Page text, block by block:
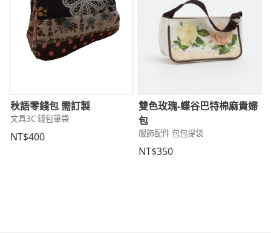
秋語零錢包 需訂製
文具3C 錢包筆袋
NT$400
雙色玫瑰-蝶谷巴特棉麻貴婦
包
服飾配件 包包提袋
NT$350